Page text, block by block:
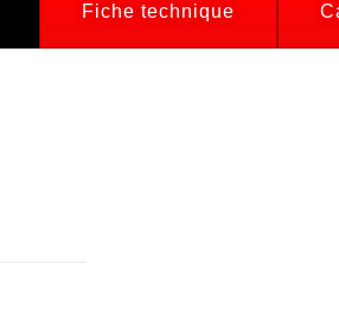
Fiche technique